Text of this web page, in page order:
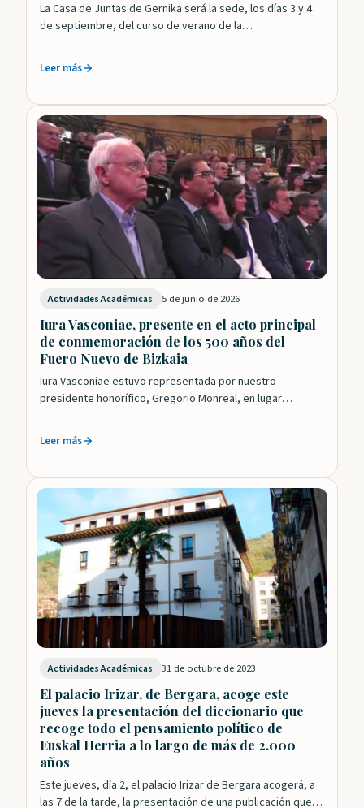
La Casa de Juntas de Gernika será la sede, los días 3 y 4
de septiembre, del curso de verano de la…
Leer más
Actividades Académicas 5 de junio de 2026
Iura Vasconiae, presente en el acto principal
de conmemoración de los 500 años del
Fuero Nuevo de Bizkaia
Iura Vasconiae estuvo representada por nuestro
presidente honorífico, Gregorio Monreal, en lugar
aniversario…
Leer más
Actividades Académicas 31 de octubre de 2023
El palacio Irizar, de Bergara, acoge este
jueves la presentación del diccionario que
recoge todo el pensamiento político de
Euskal Herria a lo largo de más de 2.000
años
Este jueves, día 2, el palacio Irizar de Bergara acogerá, a
las 7 de la tarde, la presentación de una publicación que…